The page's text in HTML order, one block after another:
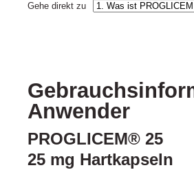
Gehe direkt zu
Anwender
PROGLICEM® 25
25 mg Hartkapseln